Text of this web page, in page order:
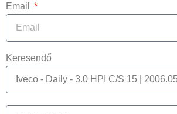
Email
Keresendő